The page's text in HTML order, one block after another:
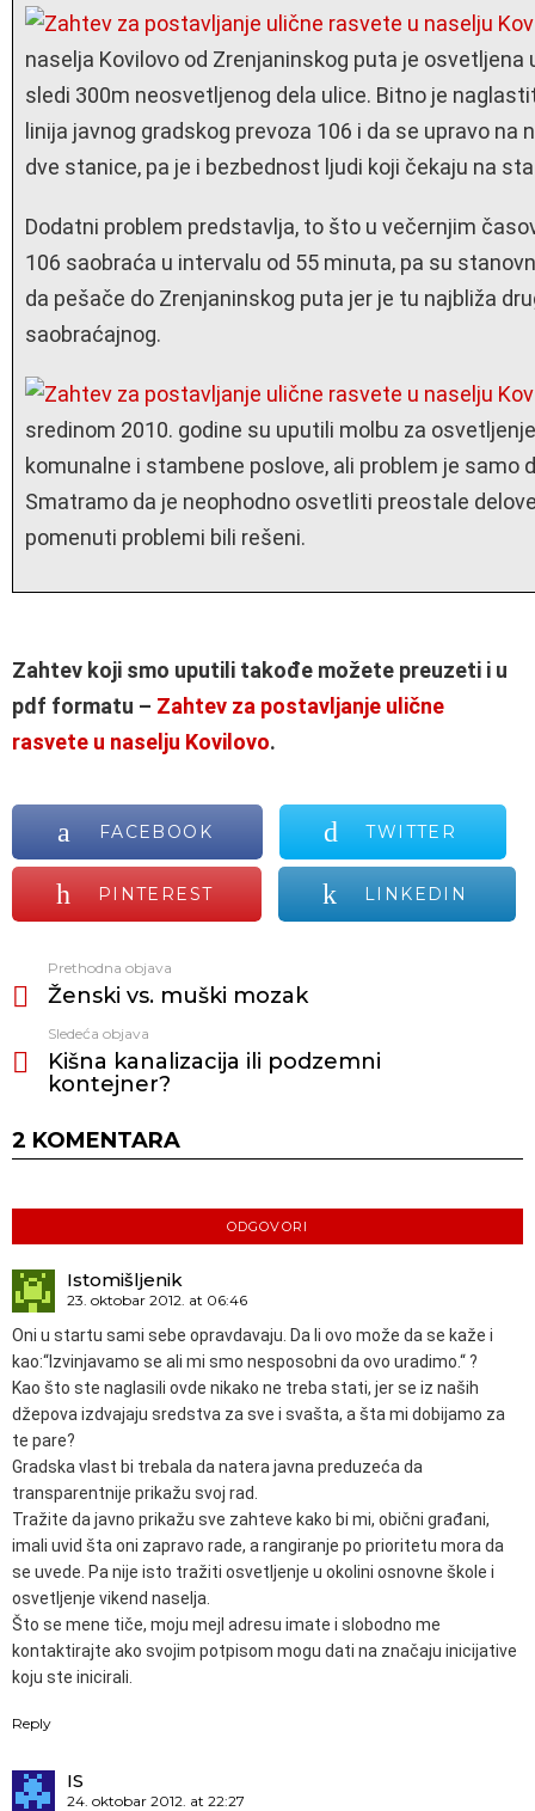
naselja Kovilovo od Zrenjaninskog puta je osvetljena
sledi 300m neosvetljenog dela ulice. Bitno je
linija javnog gradskog prevoza 106 i da se upravo na
dve stanice, pa je i bezbednost ljudi koji čekaju na
Dodatni problem predstavlja, to što u večernjim
106 saobraća u intervalu od 55 minuta, pa su
da pešače do Zrenjaninskog puta jer je tu najbliža
saobraćajnog.
sredinom 2010. godine su uputili molbu za
komunalne i stambene poslove, ali problem je samo
Smatramo da je neophodno osvetliti preostale
pomenuti problemi bili rešeni.
Zahtev koji smo uputili takođe možete preuzeti i u
pdf formatu – Zahtev za postavljanje ulične
rasvete u naselju Kovilovo.
FACEBOOK TWITTER
PINTEREST LINKEDIN
još
Prethodna objava
Ženski vs. muški mozak
Sledeća objava
Kišna kanalizacija ili podzemni
kontejner?
2 KOMENTARA
ODGOVORI
Istomišljenik
23. oktobar 2012. at 06:46
Oni u startu sami sebe opravdavaju. Da li ovo može da se kaže i
kao:“Izvinjavamo se ali mi smo nesposobni da ovo uradimo.“ ?
Kao što ste naglasili ovde nikako ne treba stati, jer se iz naših
džepova izdvajaju sredstva za sve i svašta, a šta mi dobijamo za
te pare?
Gradska vlast bi trebala da natera javna preduzeća da
transparentnije prikažu svoj rad.
Tražite da javno prikažu sve zahteve kako bi mi, obični građani,
imali uvid šta oni zapravo rade, a rangiranje po prioritetu mora da
se uvede. Pa nije isto tražiti osvetljenje u okolini osnovne škole i
osvetljenje vikend naselja.
Što se mene tiče, moju mejl adresu imate i slobodno me
kontaktirajte ako svojim potpisom mogu dati na značaju inicijative
koju ste inicirali.
Reply
IS
24. oktobar 2012. at 22:27